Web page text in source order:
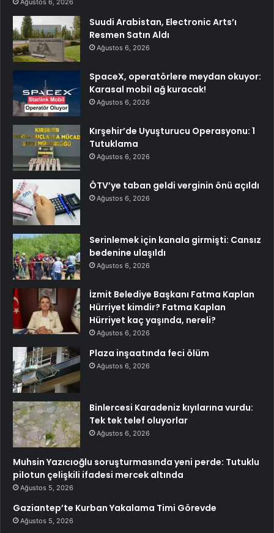
Ağustos 6, 2026
Suudi Arabistan, Electronic Arts’ı
Resmen Satın Aldı
Ağustos 6, 2026
SpaceX, operatörlere meydan okuyor:
Karasal mobil ağ kuracak!
Ağustos 6, 2026
Kırşehir’de Uyuşturucu Operasyonu: 1
Tutuklama
Ağustos 6, 2026
ÖTV’ye taban geldi verginin önü açıldı
Ağustos 6, 2026
Serinlemek için kanala girmişti: Cansız
bedenine ulaşıldı
Ağustos 6, 2026
İzmit Belediye Başkanı Fatma Kaplan
Hürriyet kimdir? Fatma Kaplan
Hürriyet kaç yaşında, nereli?
Ağustos 6, 2026
Plaza inşaatında feci ölüm
Ağustos 6, 2026
Binlercesi Karadeniz kıyılarına vurdu:
Tek tek telef oluyorlar
Ağustos 6, 2026
Muhsin Yazıcıoğlu soruşturmasında yeni perde: Tutuklu
pilotun çelişkili ifadesi mercek altında
Ağustos 5, 2026
Gaziantep’te Kurban Yakalama Timi Görevde
Ağustos 5, 2026